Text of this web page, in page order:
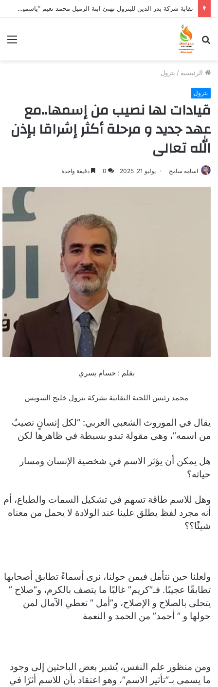
نقابة شركة بدر الدين للبترول تهنئ ابنة الزميل محمد نعيم “ياسمين” بتخرجها وتفوقها
بحث
عن
الرئيسية / بترول
بترول
قيادات لها نصيب من إسمها..مع
عهد جديد و مرحلة أكثر إشراقا بإذن
الله تعالى
اسامه سامح يوليو 21, 2025 0 دقيقة واحدة
بقلم : حسام يسري
محمد رئيس اللجنة النقابية بشركة بترول خليج السويس
يقال في الموروث الشعبي العربي: “لكل إنسانٍ نصيبٌ
من اسمه”، وهي مقولة تبدو بسيطة في ظاهرها لكن
هل يمكن أن يؤثر الاسم في شخصية الإنسان ومسار
حياته؟
وهل للاسم طاقة تسهم في تشكيل السمات والطباع، أم
أنه مجرد لفظ يطلق علينا عند الولادة لا يحمل من معناه
شيئًا؟؟
ولعلنا حين نتأمل فيمن حولنا، نرى أسماءً تطابق أصحابها
تطابقًا عجيبًا. فـ”كريم” غالبًا ما يتصف بالكرم، و”صلاح ”
يتحلى بالصلاح و الإصلاح، و”أمل ” تعطي الآمال لمن
حولها و ” أحمد” من الحمد و النعمة
ومن منظور علم النفس، يُشير بعض الباحثين إلى وجود
ما يسمى بـ”تأثير الاسم”، وهو اعتقاد بأن للاسم أثرًا في